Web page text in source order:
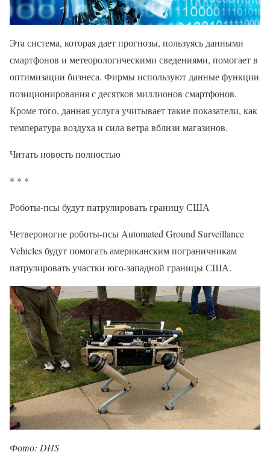
Эта система, которая дает прогнозы, пользуясь данными
смартфонов и метеорологическими сведениями, помогает в
оптимизации бизнеса. Фирмы используют данные функции
позиционирования с десятков миллионов смартфонов.
Кроме того, данная услуга учитывает такие показатели, как
температура воздуха и сила ветра вблизи магазинов.
Читать новость полностью
* * *
Роботы-псы будут патрулировать границу США
Четвероногие роботы-псы Automated Ground Surveillance
Vehicles будут помогать американским пограничникам
патрулировать участки юго-западной границы США.
Фото: DHS